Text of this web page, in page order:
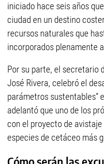
iniciado hace seis años
ciudad en un destino
recursos naturales que
incorporados plenamente
Por su parte, el secretario
José Rivera, celebró el
parámetros sustentables”
adelantó que uno de los
con el proyecto de avistaje
especies de cetáceo más